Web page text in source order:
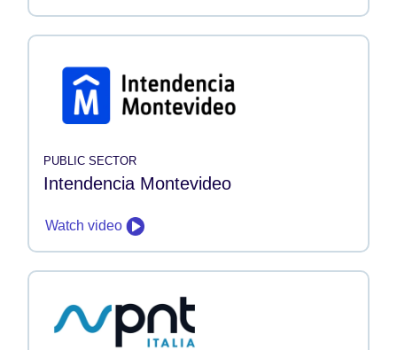
PUBLIC SECTOR
Intendencia Montevideo
Watch video